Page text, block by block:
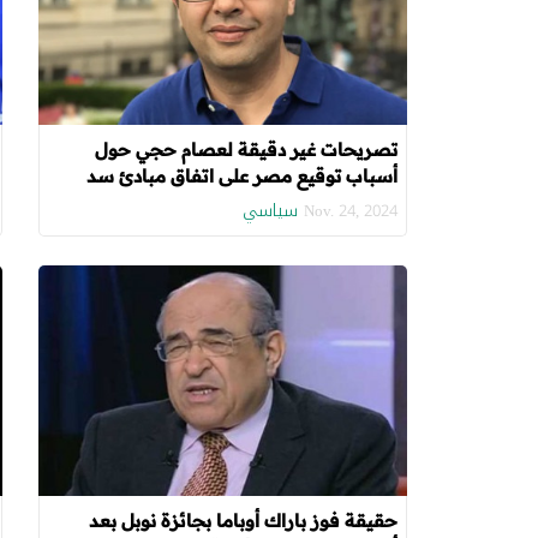
تصريحات غير دقيقة لعصام حجي حول
أسباب توقيع مصر على اتفاق مبادئ سد
النهضة
Nov. 24, 2024 سياسي
حقيقة فوز باراك أوباما بجائزة نوبل بعد